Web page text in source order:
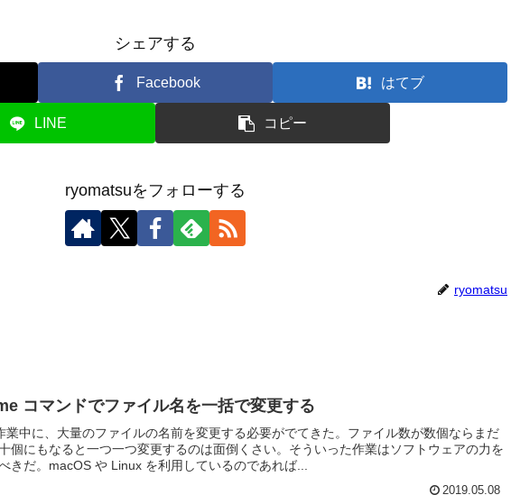
シェアする
Facebook はてブ
LINE コピー
ryomatsuをフォローする
ryomatsu
コマンドでファイル名を一括で変更する
業中に、大量のファイルの名前を変更する必要がでてきた。ファイル数が数個ならまだ
個にもなると一つ一つ変更するのは面倒くさい。そういった作業はソフトウェアの力を
きだ。macOS や Linux を利用しているのであれば...
2019.05.08